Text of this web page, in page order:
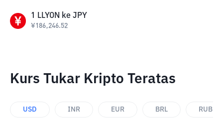
1 LLYON ke JPY
¥186,246.52
Kurs Tukar Kripto Teratas
USD INR EUR BRL RUB